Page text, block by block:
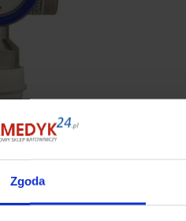
Zgoda